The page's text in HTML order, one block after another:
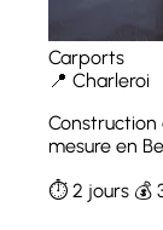
Carports
📍 Charleroi
mesure en
⏱️ 2 jours 💰